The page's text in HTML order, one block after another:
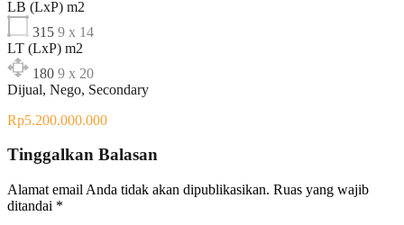
LB (LxP) m2
315 9 x 14
LT (LxP) m2
180 9 x 20
Dijual, Nego, Secondary
Rp5.200.000.000
Tinggalkan Balasan
Alamat email Anda tidak akan dipublikasikan. Ruas yang wajib
ditandai *